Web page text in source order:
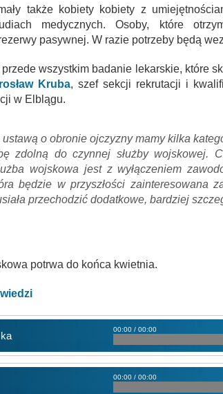
także kobiety kobiety z
medycznych. Osoby, które
pasywnej. W razie potrzeby będą
wszystkim badanie lekarskie, które
Kruba, szef sekcji rekrutacji i
w Elblągu.
o obronie ojczyzny mamy kilka
zdolną do czynnej służby wojskowej.
wojskowa jest z wyłączeniem
będzie w przyszłości zainteresowana
przechodzić dodatkowe, bardziej
potrwa do końca kwietnia.
00:00 / 00:00
00:00 / 00:00